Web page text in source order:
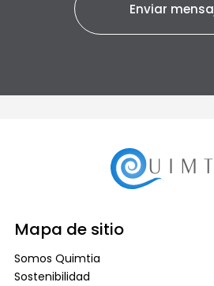
Mapa de sitio
Somos Quimtia
Sostenibilidad